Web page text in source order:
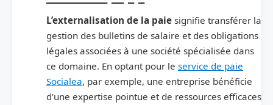
L’externalisation de la paie signifie transférer la
gestion des bulletins de salaire et des obligations
légales associées à une société spécialisée dans
ce domaine. En optant pour le service de paie
Socialea, par exemple, une entreprise bénéficie
d’une expertise pointue et de ressources efficaces